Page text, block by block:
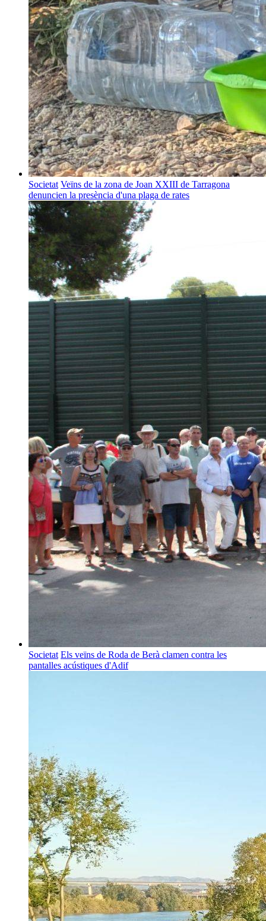
Societat Veïns de la zona de Joan XXIII de Tarragona
denuncien la presència d'una plaga de rates
Societat Els veïns de Roda de Berà clamen contra les
pantalles acústiques d'Adif